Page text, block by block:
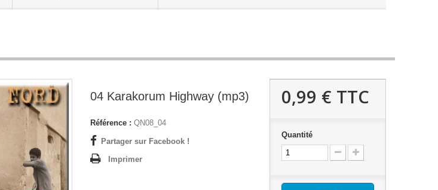
04 Karakorum Highway (mp3)
Référence : QN08_04
Partager sur Facebook !
Imprimer
0,99 € TTC
Quantité